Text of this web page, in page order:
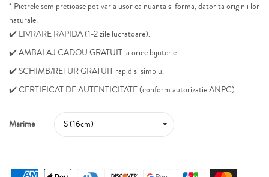
* Pietrelesemipretioase pot varia usor ca nuanta si forma, datorita originii lor
naturale.
✔️ LIVRARE RAPIDA (1-2 zile lucratoare).
✔️ AMBALAJ CADOU GRATUIT la orice bijuterie.
✔️ SCHIMB/RETUR GRATUIT rapid si simplu.
✔️ CERTIFICAT DE AUTENTICITATE (conform autorizatieANPC).
Marime